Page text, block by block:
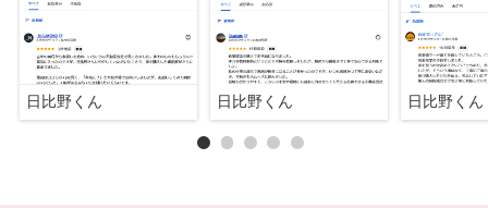
日比野くん 日比野くん 日比野くん